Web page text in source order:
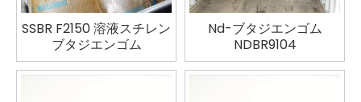
SSBR F2150 溶液スチレン
ブタジエンゴム
Nd-ブタジエンゴム
NDBR9104